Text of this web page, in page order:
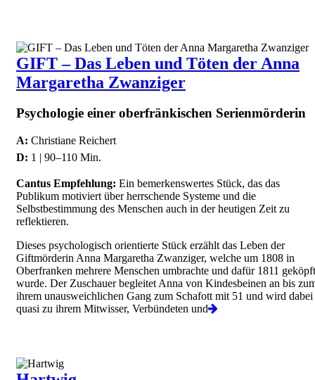
GIFT – Das Leben und Töten der Anna
Margaretha Zwanziger
Psychologie einer oberfränkischen Serienmörderin
A: Christiane Reichert
D: 1 | 90–110 Min.
Cantus Empfehlung: Ein bemerkenswertes Stück, das das
Publikum motiviert über herrschende Systeme und die
Selbstbestimmung des Menschen auch in der heutigen Zeit zu
reflektieren.
Dieses psychologisch orientierte Stück erzählt das Leben der
Giftmörderin Anna Margaretha Zwanziger, welche um 1808 in
Oberfranken mehrere Menschen umbrachte und dafür 1811 geköpft
wurde. Der Zuschauer begleitet Anna von Kindesbeinen an bis
ihrem unausweichlichen Gang zum Schafott mit 51 und wird dabei
quasi zu ihrem Mitwisser, Verbündeten und